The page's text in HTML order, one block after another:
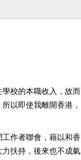
校的本職收入，故而
以即使我離開香港，
作者聯會，藉以和香
扶持，後來也不成氣